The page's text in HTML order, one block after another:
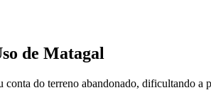
de Matagal
conta do terreno abandonado, dificultando a